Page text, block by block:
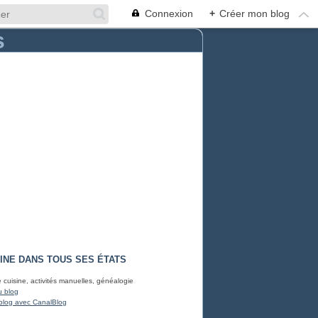
Connexion + Créer mon blog
DANS TOUS SES ÉTATS
cuisine, activités manuelles, généalogie
blog
avec CanalBlog